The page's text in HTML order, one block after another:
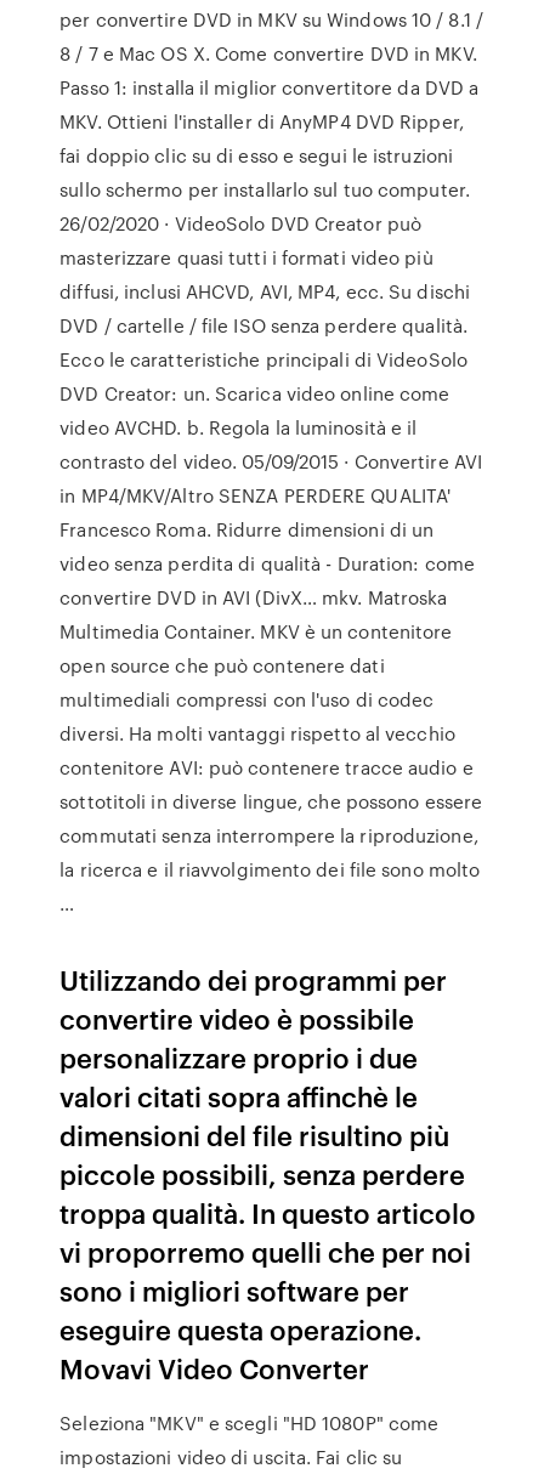
per convertire DVD in MKV su Windows 10 / 8.1 /
8 / 7 e Mac OS X. Come convertire DVD in MKV.
Passo 1: installa il miglior convertitore da DVD a
MKV. Ottieni l'installer di AnyMP4 DVD Ripper,
fai doppio clic su di esso e segui le istruzioni
sullo schermo per installarlo sul tuo computer.
26/02/2020 · VideoSolo DVD Creator può
masterizzare quasi tutti i formati video più
diffusi, inclusi AHCVD, AVI, MP4, ecc. Su dischi
DVD / cartelle / file ISO senza perdere qualità.
Ecco le caratteristiche principali di VideoSolo
DVD Creator: un. Scarica video online come
video AVCHD. b. Regola la luminosità e il
contrasto del video. 05/09/2015 · Convertire AVI
in MP4/MKV/Altro SENZA PERDERE QUALITA'
Francesco Roma. Ridurre dimensioni di un
video senza perdita di qualità - Duration: come
convertire DVD in AVI (DivX… mkv. Matroska
Multimedia Container. MKV è un contenitore
open source che può contenere dati
multimediali compressi con l'uso di codec
diversi. Ha molti vantaggi rispetto al vecchio
contenitore AVI: può contenere tracce audio e
sottotitoli in diverse lingue, che possono essere
commutati senza interrompere la riproduzione,
la ricerca e il riavvolgimento dei file sono molto
…
Utilizzando dei programmi per
convertire video è possibile
personalizzare proprio i due
valori citati sopra affinchè le
dimensioni del file risultino più
piccole possibili, senza perdere
troppa qualità. In questo articolo
vi proporremo quelli che per noi
sono i migliori software per
eseguire questa operazione.
Movavi Video Converter
Seleziona "MKV" e scegli "HD 1080P" come
impostazioni video di uscita. Fai clic su